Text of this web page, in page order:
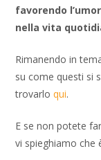
favorendo
nella vita
Rimanendo in
su come questi si
trovarloqui.
E se non potete
vi spieghiamo che